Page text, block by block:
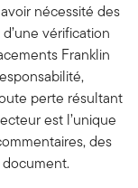
nécessité des
vérification
Franklin
perte résultant
est l’unique
des